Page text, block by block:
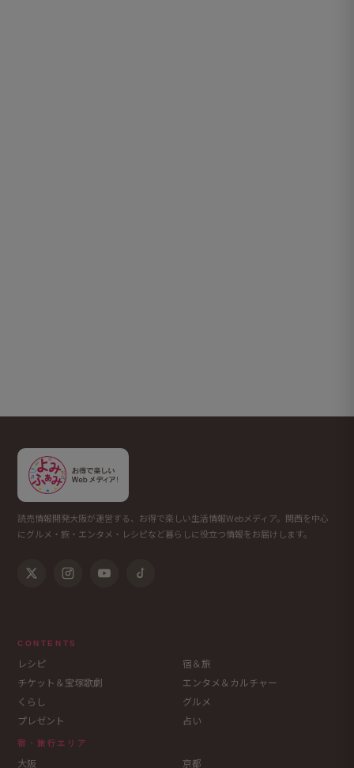
読売情報開発大阪が運営する、お得で楽しい生活情報Webメディア。関西を中心
にグルメ・旅・エンタメ・レシピなど暮らしに役立つ情報をお届けします。
CONTENTS
レシピ
宿＆旅
チケット＆宝塚歌劇
エンタメ＆カルチャー
くらし
グルメ
プレゼント
占い
宿・旅行エリア
大阪 京都